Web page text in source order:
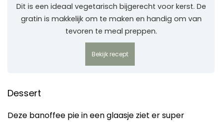
Dit is een ideaal vegetarisch bijgerecht voor kerst. De
gratin is makkelijk om te maken en handig om van
tevoren te meal preppen.
Bekijk recept
Dessert
Deze banoffee pie in een glaasje ziet er super